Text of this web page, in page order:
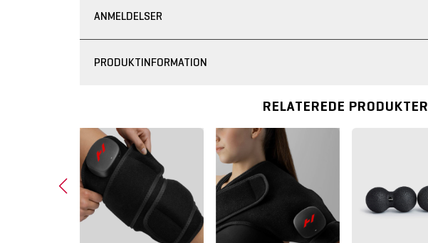
ANMELDELSER
PRODUKTINFORMATION
RELATEREDE PRODUKTER